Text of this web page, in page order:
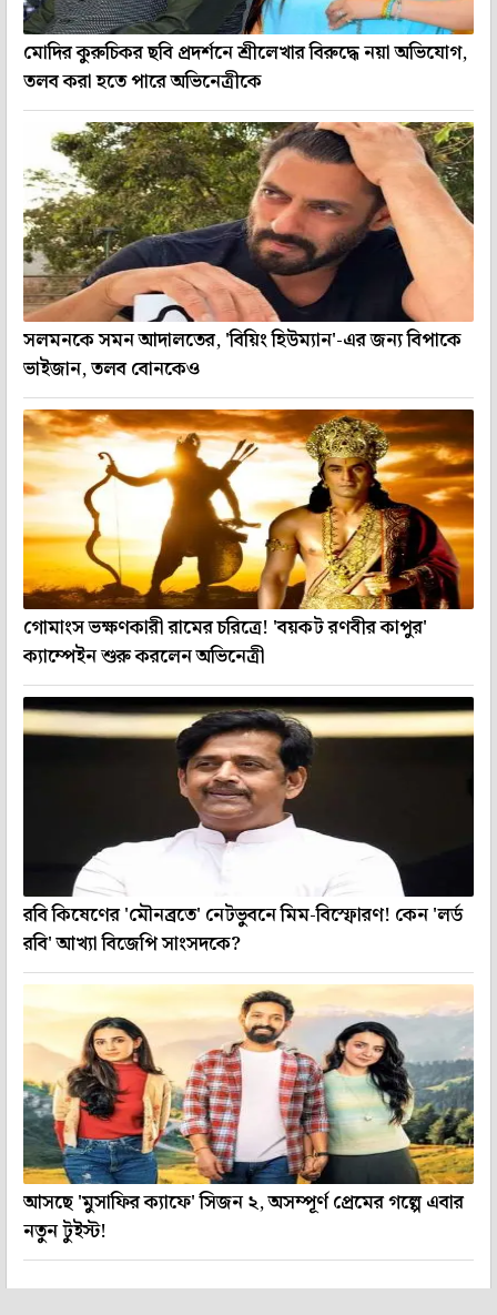
মোদির কুরুচিকর ছবি প্রদর্শনে শ্রীলেখার বিরুদ্ধে নয়া অভিযোগ,
তলব করা হতে পারে অভিনেত্রীকে
সলমনকে সমন আদালতের, 'বিয়িং হিউম্যান'-এর জন্য বিপাকে
ভাইজান, তলব বোনকেও
গোমাংস ভক্ষণকারী রামের চরিত্রে! 'বয়কট রণবীর কাপুর'
ক্যাম্পেইন শুরু করলেন অভিনেত্রী
রবি কিষেণের 'মৌনব্রতে' নেটভুবনে মিম-বিস্ফোরণ! কেন 'লর্ড
রবি' আখ্যা বিজেপি সাংসদকে?
আসছে 'মুসাফির ক্যাফে' সিজন ২, অসম্পূর্ণ প্রেমের গল্পে এবার
নতুন টুইস্ট!